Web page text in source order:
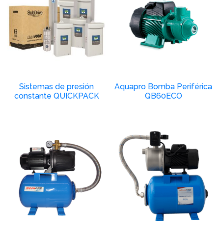
Sistemas de presión
constante QUICKPACK
Aquapro Bomba Periférica
QB60ECO